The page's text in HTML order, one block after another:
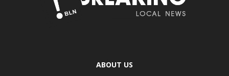
ABOUT US